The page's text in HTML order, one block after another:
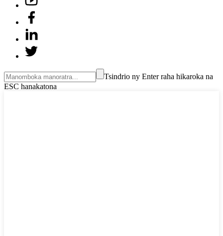
Tsindrio ny Enter raha hikaroka na
ESC hanakatona